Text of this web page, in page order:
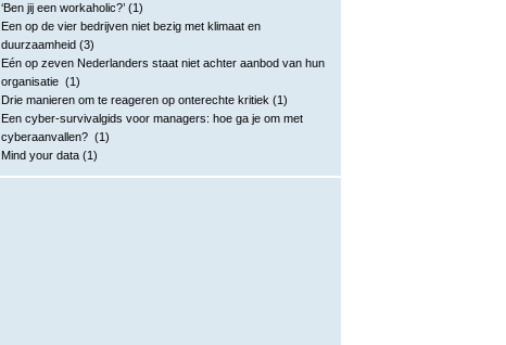
‘Ben jij een workaholic?’ (1)
Een op de vier bedrijven niet bezig met klimaat en
duurzaamheid (3)
Eén op zeven Nederlanders staat niet achter aanbod van hun
organisatie (1)
Drie manieren om te reageren op onterechte kritiek (1)
Een cyber-survivalgids voor managers: hoe ga je om met
cyberaanvallen? (1)
Mind your data (1)